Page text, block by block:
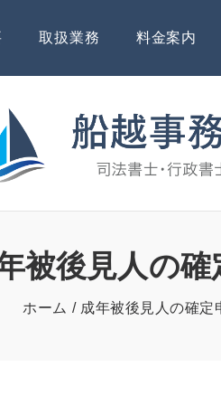
取扱業務 料金案内
被後見人の確
ホーム 成年被後見人の確定